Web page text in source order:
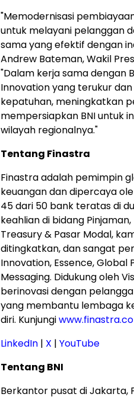
"Memodernisasi
untuk melayani pelanggan
sama yang efektif dengan
Andrew Bateman, Wakil
"Dalam kerja sama dengan
Innovation yang terukur
kepatuhan, meningkatkan
mempersiapkan BNI untuk
wilayah regionalnya."
Tentang Finastra
Finastra adalah pemimpin
keuangan dan dipercaya
45 dari 50 bank teratas di
keahlian di bidang
Treasury & Pasar Modal,
ditingkatkan, dan sangat
Innovation, Essence, Global
Messaging. Didukung oleh
berinovasi dengan
yang membantu lembaga
diri. Kunjungi
LinkedIn | X | YouTube
Tentang BNI
Berkantor pusat di Jakarta,